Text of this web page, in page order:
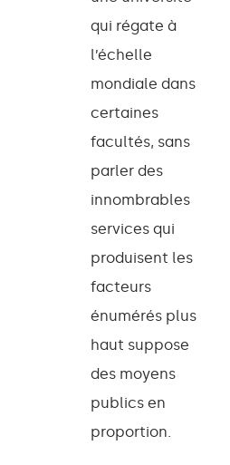
qui régate à
l’échelle
mondiale dans
certaines
facultés, sans
parler des
innombrables
services qui
produisent les
facteurs
énumérés plus
haut suppose
des moyens
publics en
proportion.